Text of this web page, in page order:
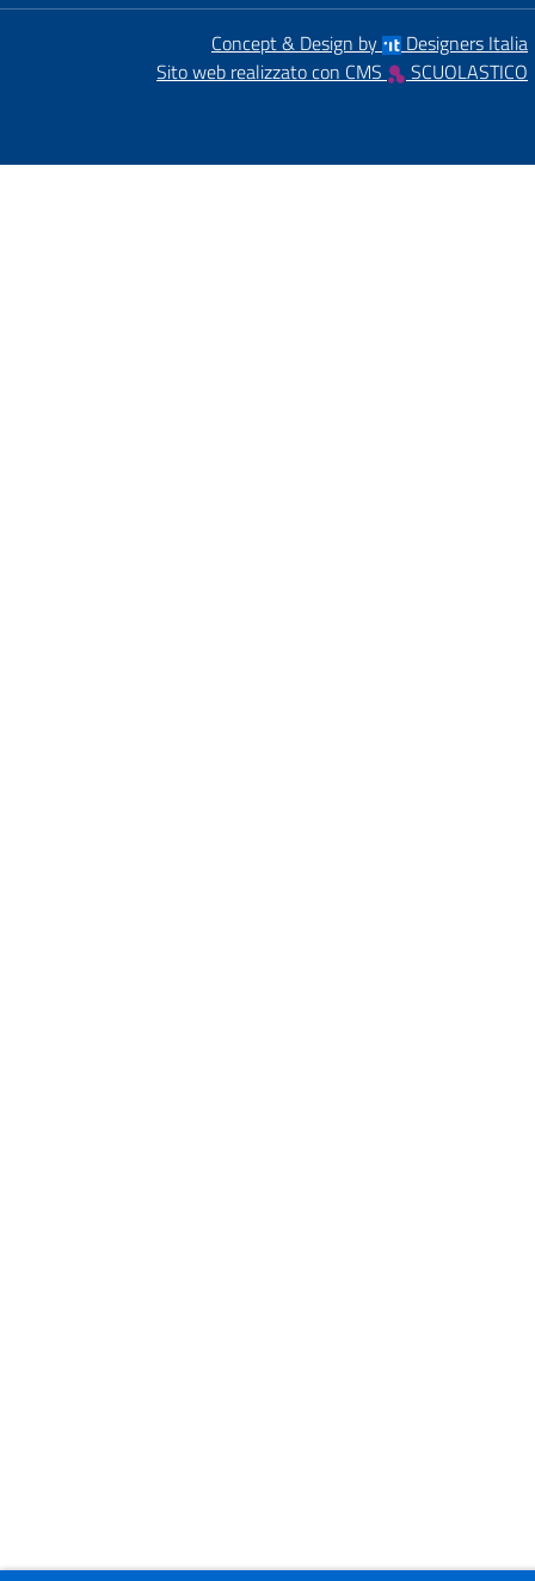
Concept & Design by
Designers Italia
Sito web realizzato con CMS
SCUOLASTICO